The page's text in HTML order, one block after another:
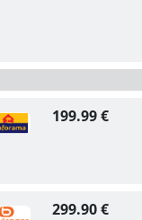
199.99 €
299.90 €